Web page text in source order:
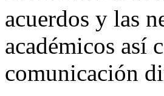
acuerdos y las
académicos así
comunicación